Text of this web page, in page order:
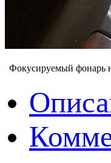
Фокусируемый